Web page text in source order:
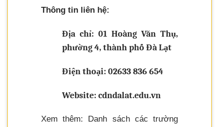
Thông tin liên hệ:
Địa chỉ: 01 Hoàng Văn Thụ,
phường 4, thành phố Đà Lạt
Điện thoại: 02633 836 654
Website: cdndalat.edu.vn
Xem thêm: Danh sách các trường